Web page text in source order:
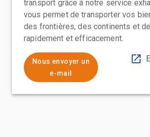
transport grâce à notre service
vous permet de transporter vos
des frontières, des continents et
rapidement et efficacement.
Nous envoyer un
e-mail